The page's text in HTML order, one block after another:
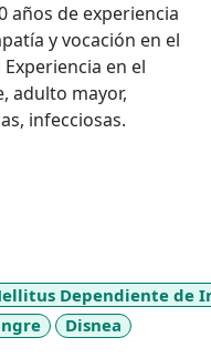
años de experiencia
y vocación en el
en el
adulto mayor,
infecciosas.
Dependiente de
Disnea